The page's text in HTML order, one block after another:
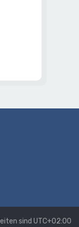
sind UTC+02:00